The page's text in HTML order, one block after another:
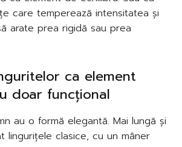
care temperează intensitatea și
arate prea rigidă sau prea
ca element
doar funcțional
au o formă elegantă. Mai lungă și
lingurițele clasice, cu un mâner